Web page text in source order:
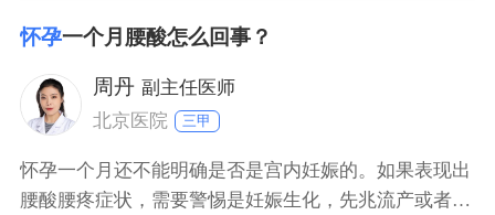
日前后的45天内就是排卵期，其余的时间均为安全期。
在月经来潮的前一周属于安全期，因此同房不会怀孕。
但是受很多因素的影响，排卵日也有可能会提前或者延
后，因
怀孕一个月腰酸怎么回事？
周丹 副主任医师
北京医院
三甲
怀孕一个月还不能明确是否是宫内妊娠的。如果表现出
腰酸腰疼症状，需要警惕是妊娠生化，先兆流产或者宫